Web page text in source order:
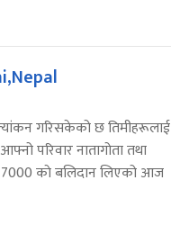
गरिसकेको छ तिमीहरूलाई
परिवार नातागोता तथा
काे बलिदान लिएको आज